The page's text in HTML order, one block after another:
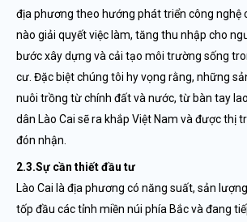
địa phương theo hướng phát triển công nghệ
nào giải quyết việc làm, tăng thu nhập cho
bước xây dựng và cải tạo môi trường sống
cư. Đặc biệt chúng tôi hy vọng rằng, những
nuôi trồng từ chính đất và nước, từ bàn tay
dân Lào Cai sẽ ra khắp Việt Nam và được thị
đón nhận.
2.3.Sự cần thiết đầu tư
Lào Cai là địa phương có năng suất, sản
tốp đầu các tỉnh miền núi phía Bắc và đang